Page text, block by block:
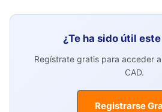
¿Te ha sido útil
Regístrate gratis para acceder
CAD.
Registrarse